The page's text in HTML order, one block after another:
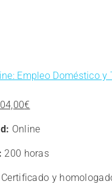
Empleo Doméstico y
€
actual
Online
200 horas
Certificado y